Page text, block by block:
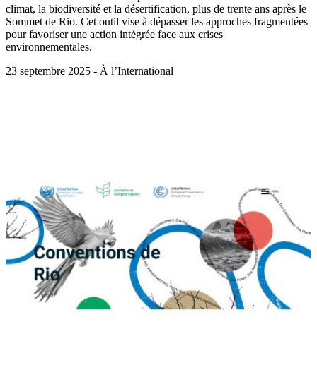
climat, la biodiversité et la désertification, plus de trente ans après le
Sommet de Rio. Cet outil vise à dépasser les approches fragmentées
pour favoriser une action intégrée face aux crises
environnementales.
23 septembre 2025 - À l’International